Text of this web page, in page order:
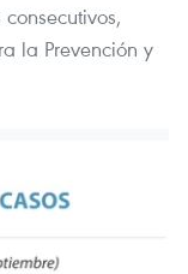
la Prevención y